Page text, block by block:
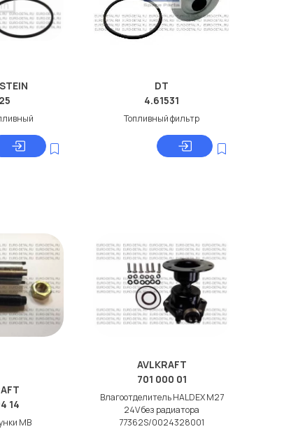
DT
4.61531
Топливный фильтр
14
МВ
AVLKRAFT
701 000 01
Влагоотделитель HALDEX M27
24V без радиатора
77362S/0024328001